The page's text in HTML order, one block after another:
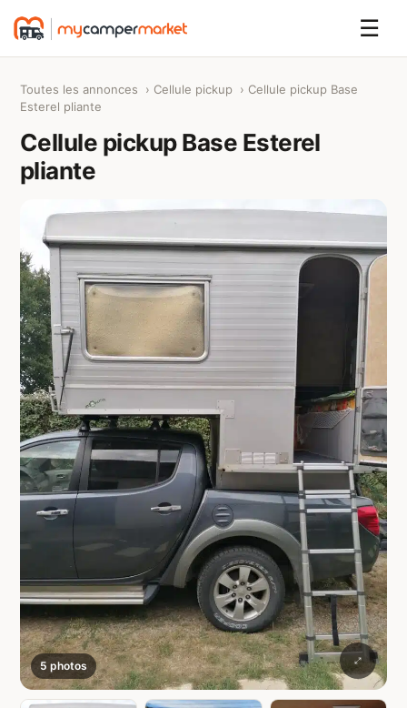
☰
Toutes les annonces › Cellule pickup › Cellule pickup Base
Esterel pliante
Cellule pickup Base Esterel
pliante
5 photos